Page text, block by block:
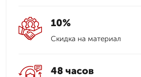
10%
Скидка на материал
48 часов